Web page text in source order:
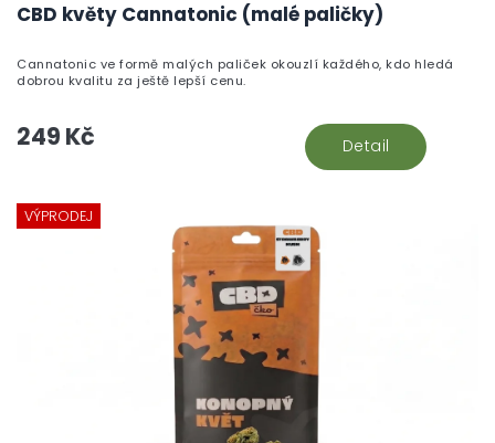
CBD květy Cannatonic (malé paličky)
249 Kč Detail
Cannatonic ve formě malých paliček okouzlí každého, kdo hledá
dobrou kvalitu za ještě lepší cenu.
VÝPRODEJ